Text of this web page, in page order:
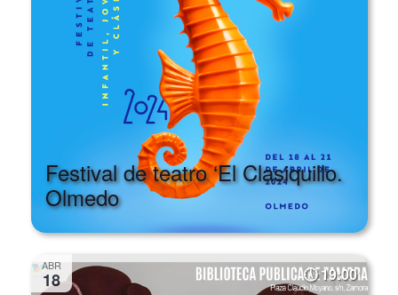
Festival de teatro ‘El Clasiquillo.
Olmedo
ABR
18 19:00